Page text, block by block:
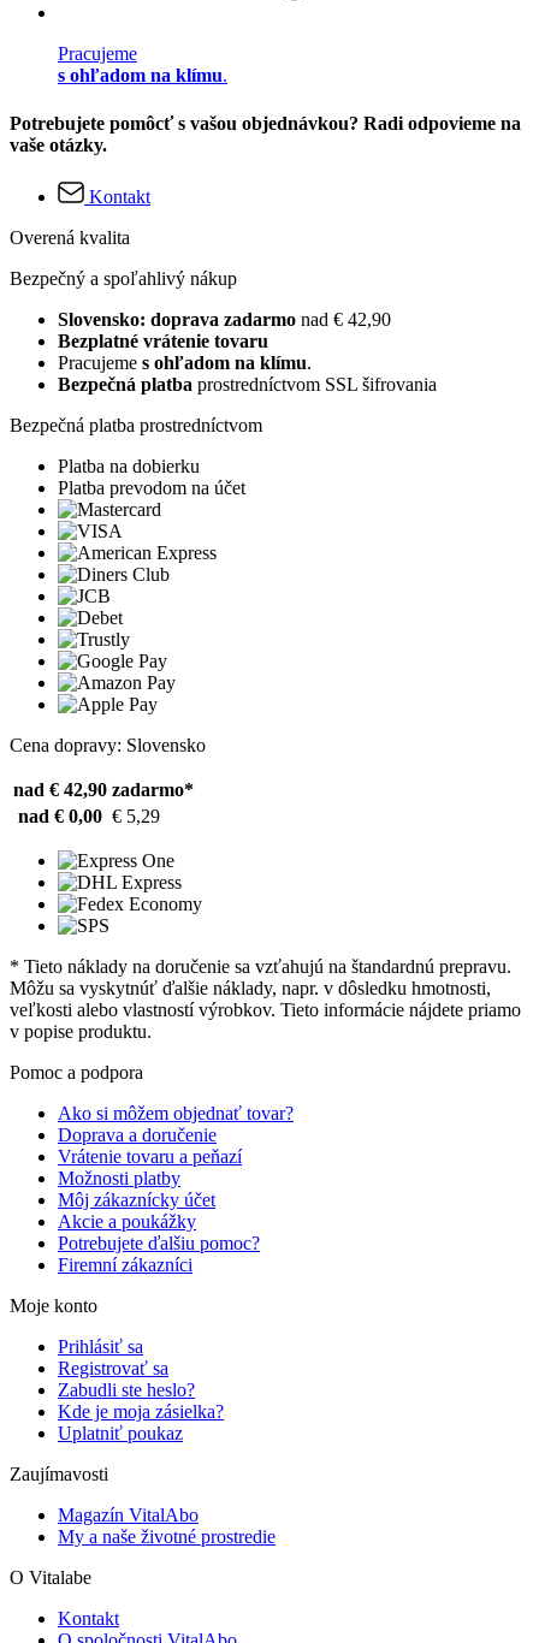
Pracujeme
s ohľadom na klímu.
Potrebujete pomôcť s vašou objednávkou? Radi odpovieme na
vaše otázky.
Kontakt
Overená kvalita
Bezpečný a spoľahlivý nákup
Slovensko: doprava zadarmo nad € 42,90
Bezplatné vrátenie tovaru
Pracujeme s ohľadom na klímu.
Bezpečná platba prostredníctvom SSL šifrovania
Bezpečná platba prostredníctvom
Platba na dobierku
Platba prevodom na účet
Cena dopravy: Slovensko
nad € 42,90 zadarmo*
nad € 0,00 € 5,29
* Tieto náklady na doručenie sa vzťahujú na štandardnú prepravu.
Môžu sa vyskytnúť ďalšie náklady, napr. v dôsledku hmotnosti,
veľkosti alebo vlastností výrobkov. Tieto informácie nájdete priamo
v popise produktu.
Pomoc a podpora
Ako si môžem objednať tovar?
Doprava a doručenie
Vrátenie tovaru a peňazí
Možnosti platby
Môj zákaznícky účet
Akcie a poukážky
Potrebujete ďalšiu pomoc?
Firemní zákazníci
Moje konto
Prihlásiť sa
Registrovať sa
Zabudli ste heslo?
Kde je moja zásielka?
Uplatniť poukaz
Zaujímavosti
Magazín VitalAbo
My a naše životné prostredie
O Vitalabe
Kontakt